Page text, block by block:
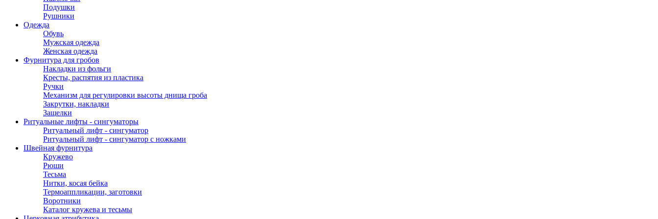
Подушки
Рушники
Одежда
Обувь
Мужская одежда
Женская одежда
Фурнитура для гробов
Накладки из фольги
Кресты, распятия из пластика
Ручки
Механизм для регулировки высоты днища гроба
Закрутки, накладки
Защелки
Ритуальные лифты - сингуматоры
Ритуальный лифт - сингуматор
Ритуальный лифт - сингуматор с ножками
Швейная фурнитура
Кружево
Рюши
Тесьма
Нитки, косая бейка
Термоаппликации, заготовки
Воротники
Каталог кружева и тесьмы